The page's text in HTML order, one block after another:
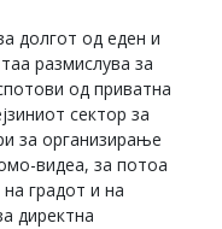
долгот од еден и
размислува за
од приватна
сектор за
за организирање
видеа, за потоа
на градот и на
директна